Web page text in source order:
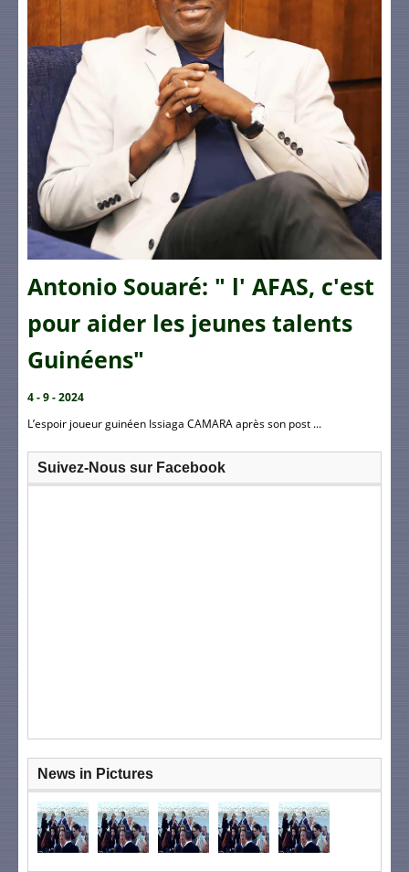
Antonio Souaré: " l' AFAS, c'est
pour aider les jeunes talents
Guinéens"
4 - 9 - 2024
L’espoir joueur guinéen Issiaga CAMARA après son post ...
Suivez-Nous sur Facebook
News in Pictures